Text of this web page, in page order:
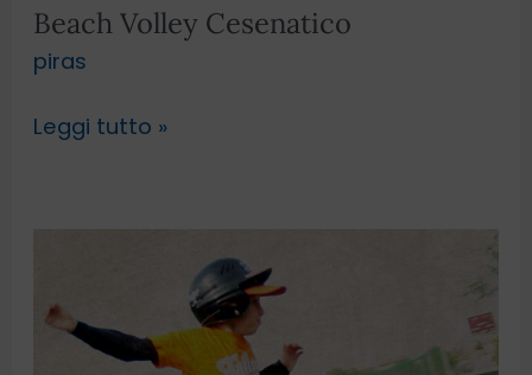
Beach Volley Cesenatico
piras
Leggi tutto »